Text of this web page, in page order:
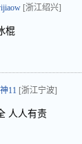
[浙江绍兴]
棍
11 [浙江宁波]
人人有责